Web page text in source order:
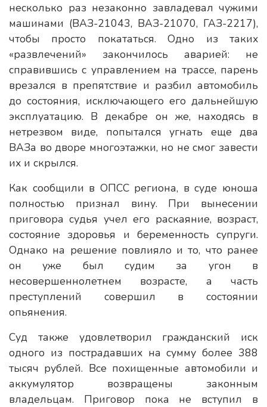
несколько раз незаконно завладевал чужими
машинами (ВАЗ-21043, ВАЗ-21070, ГАЗ-2217),
чтобы просто покататься. Одно из таких
«развлечений» закончилось аварией: не
справившись с управлением на трассе, парень
врезался в препятствие и разбил автомобиль
до состояния, исключающего его дальнейшую
эксплуатацию. В декабре он же, находясь в
нетрезвом виде, попытался угнать еще два
ВАЗа во дворе многоэтажки, но не смог завести
их и скрылся.
Как сообщили в ОПСС региона, в суде юноша
полностью признал вину. При вынесении
приговора судья учел его раскаяние, возраст,
состояние здоровья и беременность супруги.
Однако на решение повлияло и то, что ранее
он уже был судим за угон в
несовершеннолетнем возрасте, а часть
преступлений совершил в состоянии
опьянения.
Суд также удовлетворил гражданский иск
одного из пострадавших на сумму более 388
тысяч рублей. Все похищенные автомобили и
аккумулятор возвращены законным
владельцам. Приговор пока не вступил в